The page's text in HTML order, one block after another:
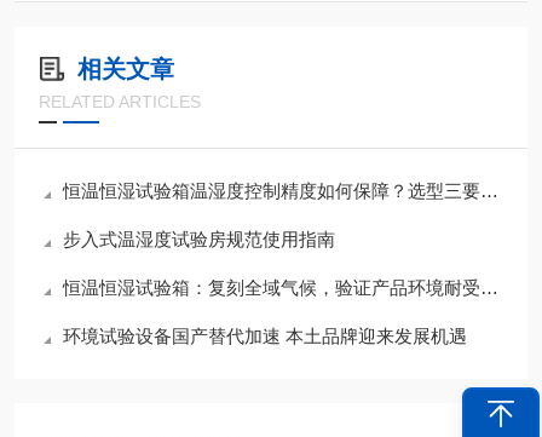
相关文章
RELATED ARTICLES
恒温恒湿试验箱温湿度控制精度如何保障？选型三要素与夏季运维要点
步入式温湿度试验房规范使用指南
恒温恒湿试验箱：复刻全域气候，验证产品环境耐受底线
环境试验设备国产替代加速 本土品牌迎来发展机遇